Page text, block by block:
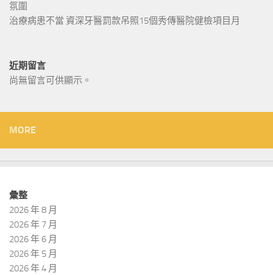
氛圍
治療病患不當 資深牙醫罰款吊照15個秀傳醫院健檢項目月
近期留言
尚無留言可供顯示。
MORE
彙整
2026 年 8 月
2026 年 7 月
2026 年 6 月
2026 年 5 月
2026 年 4 月